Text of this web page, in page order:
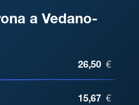
a Vedano-
TEMPO DI
26,50 €
15,67 €